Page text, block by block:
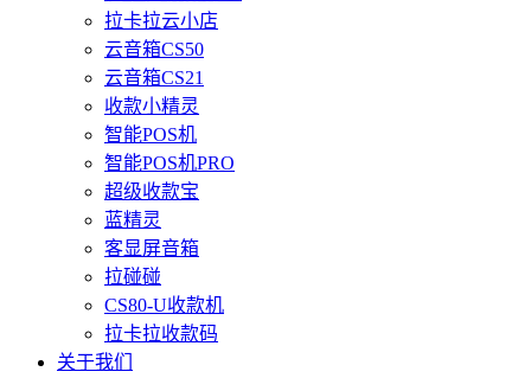
拉卡拉云小店
云音箱CS50
云音箱CS21
收款小精灵
智能POS机
智能POS机PRO
超级收款宝
蓝精灵
客显屏音箱
拉碰碰
CS80-U收款机
拉卡拉收款码
关于我们